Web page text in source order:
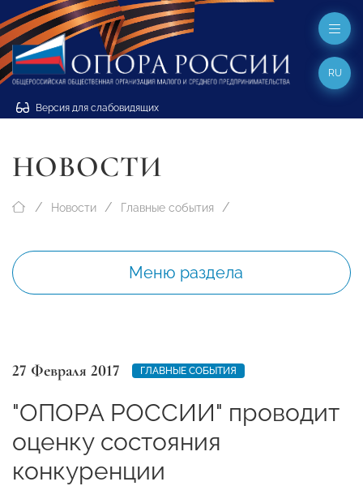
Версия для слабовидящих
RU
НОВОСТИ
Новости Главные события
Меню раздела
27 Февраля 2017 ГЛАВНЫЕ СОБЫТИЯ
"ОПОРА РОССИИ" проводит
оценку состояния
конкуренции